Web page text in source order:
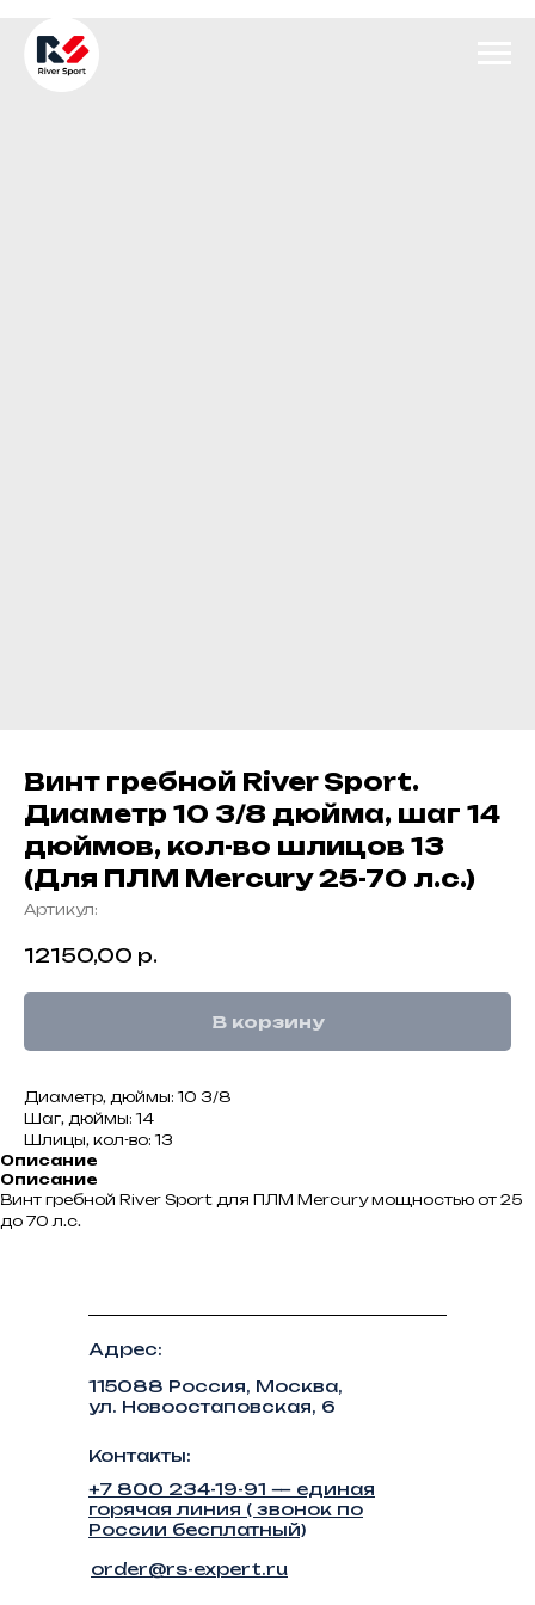
Винт гребной River Sport.
Диаметр 10 3/8 дюйма, шаг 14
дюймов, кол-во шлицов 13
(Для ПЛМ Mercury 25-70 л.с.)
Артикул:
12150,00 р.
В корзину
Диаметр, дюймы: 10 3/8
Шаг, дюймы: 14
Шлицы, кол-во: 13
Описание
Описание
Винт гребной River Sport для ПЛМ Mercury мощностью от 25
до 70 л.с.
Контакты:
+7 800 234-19-91 — единая
горячая линия ( звонок по
России бесплатный)
order@rs-expert.ru
Адрес:
115088 Россия, Москва,
ул. Новоостаповская, 6